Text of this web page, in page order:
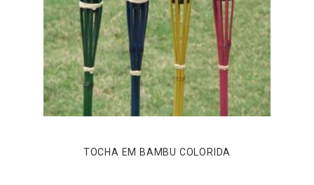
TOCHA EM BAMBU COLORIDA